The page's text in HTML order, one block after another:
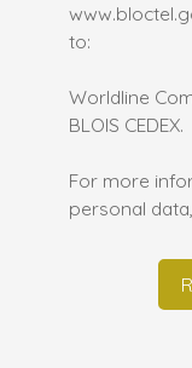
to:
Worldline
BLOIS CEDEX.
For more
personal